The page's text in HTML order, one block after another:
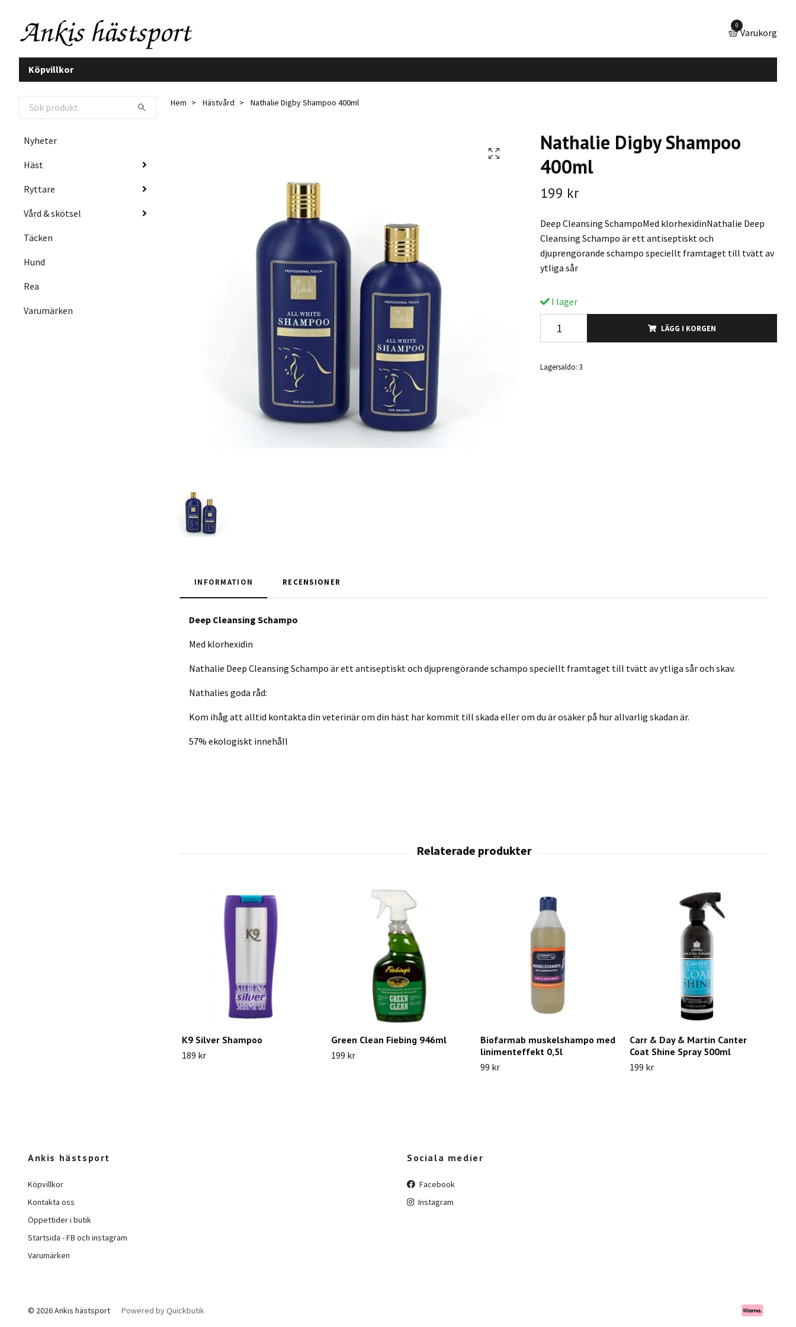
0
Varukorg
Köpvillkor
Nyheter
Häst
Ryttare
Vård & skötsel
Täcken
Hund
Rea
Varumärken
Hem Hästvård Nathalie Digby Shampoo 400ml
Nathalie Digby Shampoo
400ml
199 kr
Deep Cleansing SchampoMed klorhexidinNathalie Deep
Cleansing Schampo är ett antiseptiskt och
djuprengörande schampo speciellt framtaget till tvätt av
ytliga sår
I lager
LÄGG I KORGEN
Lagersaldo: 3
INFORMATION RECENSIONER
Deep Cleansing Schampo
Med klorhexidin
Nathalie Deep Cleansing Schampo är ett antiseptiskt och djuprengörande schampo speciellt framtaget till tvätt av ytliga sår och skav.
Nathalies goda råd:
Kom ihåg att alltid kontakta din veterinär om din häst har kommit till skada eller om du är osäker på hur allvarlig skadan är.
57% ekologiskt innehåll
K9 Silver Shampoo
189 kr
Green Clean Fiebing 946ml
199 kr
Biofarmab muskelshampo med
linimenteffekt 0,5l
99 kr
Carr & Day & Martin Canter
Coat Shine Spray 500ml
199 kr
Ankis hästsport
Köpvillkor
Kontakta oss
Öppettider i butik
Startsida - FB och instagram
Varumärken
Sociala medier
Facebook
Instagram
© 2026 Ankis hästsport Powered by Quickbutik